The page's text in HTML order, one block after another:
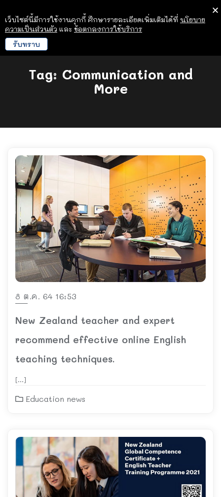
Tag: Communication and
More
8 ต.ค. 64 16:53
New Zealand teacher and expert
recommend effective online English
teaching techniques.
[…]
Education news
เว็บไซต์นี้มีการใช้งานคุกกี้ ศึกษารายละเอียดเพิ่มเติมได้ที่ นโยบาย
ความเป็นส่วนตัว และ ข้อตกลงการใช้บริการ
รับทราบ